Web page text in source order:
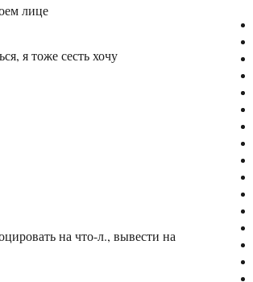
лице
я тоже сесть хочу
на что-л., вывести на